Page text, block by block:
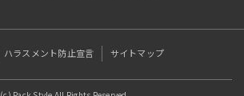
ハラスメント防止宣言 サイトマップ